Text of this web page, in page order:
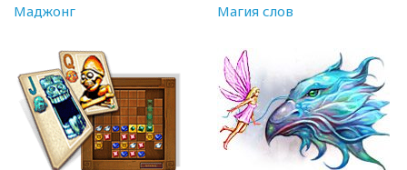
Маджонг Магия слов